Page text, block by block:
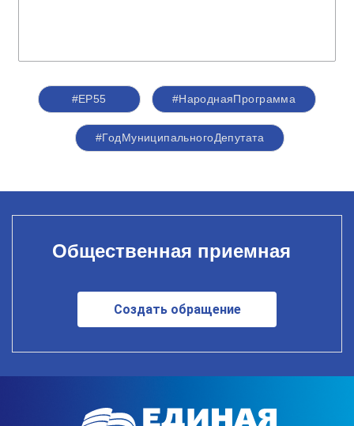
#ЕР55 #НароднаяПрограмма
#ГодМуниципальногоДепутата
Общественная приемная
Создать обращение